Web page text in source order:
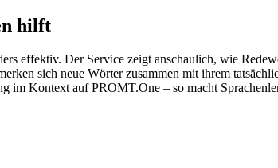
hilft
effektiv. Der Service zeigt anschaulich, wie
sich neue Wörter zusammen mit ihrem
im Kontext auf PROMT.One – so macht